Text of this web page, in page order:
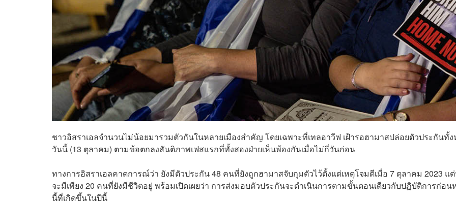
ชาวอิสราเอลจำนวนไม่น้อยมารวมตัวกันในหลายเมืองสำคัญ โดยเฉพาะที่เทลอาวีฟ เฝ้ารอฮามาสปล่อยตัวประกันทั้
วันนี้ (13 ตุลาคม) ตามข้อตกลงสันติภาพเฟสแรกที่ทั้งสองฝ่ายเห็นพ้องกันเมื่อไม่กี่วันก่อน
ทางการอิสราเอลคาดการณ์ว่า ยังมีตัวประกัน 48 คนที่ยังถูกฮามาสจับกุมตัวไว้ตั้งแต่เหตุโจมตีเมื่อ 7 ตุลาคม 2023 แ
จะมีเพียง 20 คนที่ยังมีชีวิตอยู่ พร้อมเปิดเผยว่า การส่งมอบตัวประกันจะดำเนินการตามขั้นตอนเดียวกับปฏิบัติการก่อน
นี้ที่เกิดขึ้นในปีนี้